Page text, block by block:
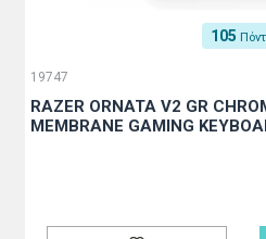
105
19747
RAZER ORNATA V2 GR
MEMBRANE GAMING